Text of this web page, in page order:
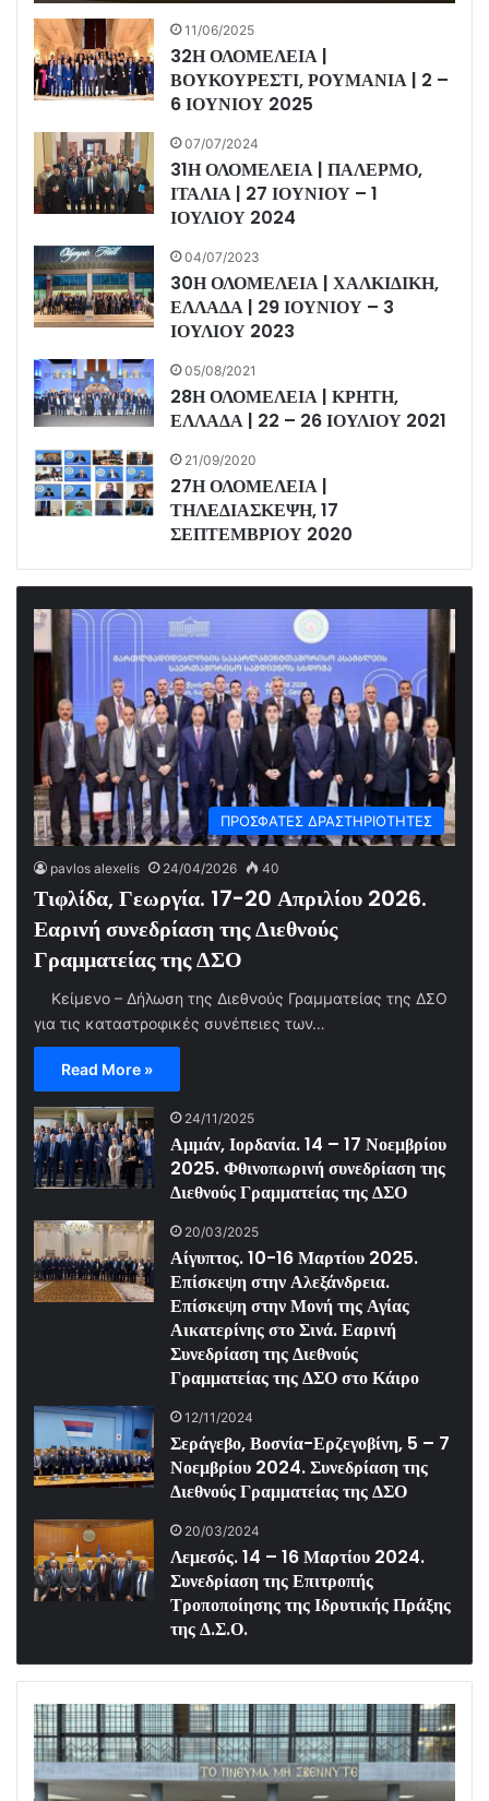
11/06/2025
32Η ΟΛΟΜΕΛΕΙΑ |
ΒΟΥΚΟΥΡΕΣΤΙ, ΡΟΥΜΑΝΙΑ | 2 –
6 ΙΟΥΝΙΟΥ 2025
07/07/2024
31Η ΟΛΟΜΕΛΕΙΑ | ΠΑΛΕΡΜΟ,
ΙΤΑΛΙΑ | 27 ΙΟΥΝΙΟΥ – 1
ΙΟΥΛΙΟΥ 2024
04/07/2023
30Η ΟΛΟΜΕΛΕΙΑ | ΧΑΛΚΙΔΙΚΗ,
ΕΛΛΑΔΑ | 29 ΙΟΥΝΙΟΥ – 3
ΙΟΥΛΙΟΥ 2023
05/08/2021
28Η ΟΛΟΜΕΛΕΙΑ | ΚΡΗΤΗ,
ΕΛΛΑΔΑ | 22 – 26 ΙΟΥΛΙΟΥ 2021
21/09/2020
27Η ΟΛΟΜΕΛΕΙΑ |
ΤΗΛΕΔΙΑΣΚΕΨΗ, 17
ΣΕΠΤΕΜΒΡΙΟΥ 2020
ΠΡΟΣΦΑΤΕΣ ΔΡΑΣΤΗΡΙΟΤΗΤΕΣ
pavlos alexelis 24/04/2026 40
Τιφλίδα, Γεωργία. 17-20 Απριλίου 2026.
Εαρινή συνεδρίαση της Διεθνούς
Γραμματείας της ΔΣΟ
Κείμενο – Δήλωση της Διεθνούς Γραμματείας της ΔΣΟ
για τις καταστροφικές συνέπειες των…
Read More »
24/11/2025
Αμμάν, Ιορδανία. 14 – 17 Νοεμβρίου
2025. Φθινοπωρινή συνεδρίαση της
Διεθνούς Γραμματείας της ΔΣΟ
20/03/2025
Αίγυπτος. 10-16 Μαρτίου 2025.
Επίσκεψη στην Αλεξάνδρεια.
Επίσκεψη στην Μονή της Αγίας
Αικατερίνης στο Σινά. Εαρινή
Συνεδρίαση της Διεθνούς
Γραμματείας της ΔΣΟ στο Κάιρο
12/11/2024
Σεράγεβο, Βοσνία-Ερζεγοβίνη, 5 – 7
Νοεμβρίου 2024. Συνεδρίαση της
Διεθνούς Γραμματείας της ΔΣΟ
20/03/2024
Λεμεσός. 14 – 16 Μαρτίου 2024.
Συνεδρίαση της Επιτροπής
Τροποποίησης της Ιδρυτικής Πράξης
της Δ.Σ.Ο.